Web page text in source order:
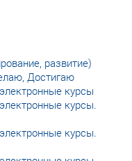
развитие)
Достигаю
курсы
курсы.
курсы.